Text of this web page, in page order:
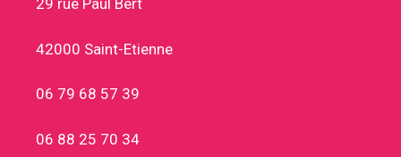
29 rue Paul Bert
42000 Saint-Etienne
06 79 68 57 39
06 88 25 70 34